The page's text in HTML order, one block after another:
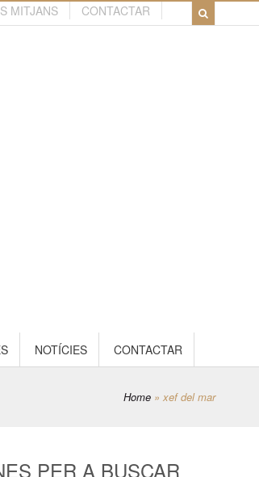
MITJANS CONTACTAR
NOTÍCIES CONTACTAR
Home » xef del mar
PER A BUSCAR